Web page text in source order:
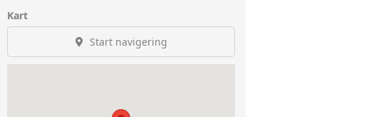
Kart
Start navigering